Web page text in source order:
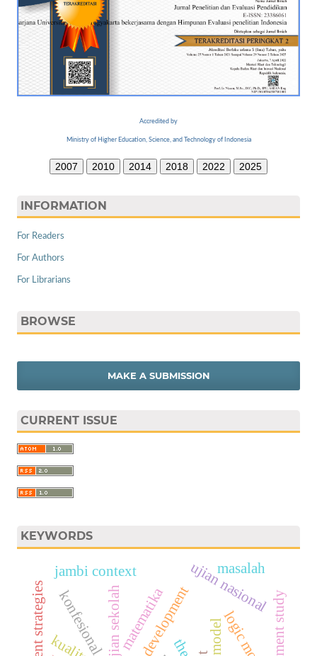
Accredited by
Ministry of Higher Education, Science, and Technology of Indonesia
2007 2010 2014 2018 2022 2025
INFORMATION
For Readers
For Authors
For Librarians
BROWSE
MAKE A SUBMISSION
CURRENT ISSUE
KEYWORDS
ujian sekolahmatematika ujian nasional
jambi context
konfesional
masalah